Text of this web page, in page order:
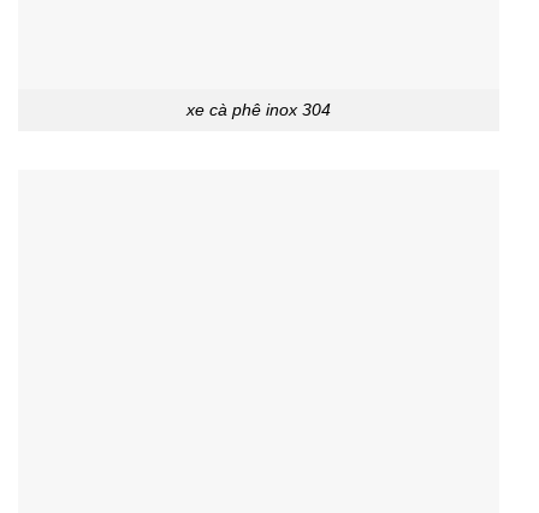
xe cà phê inox 304